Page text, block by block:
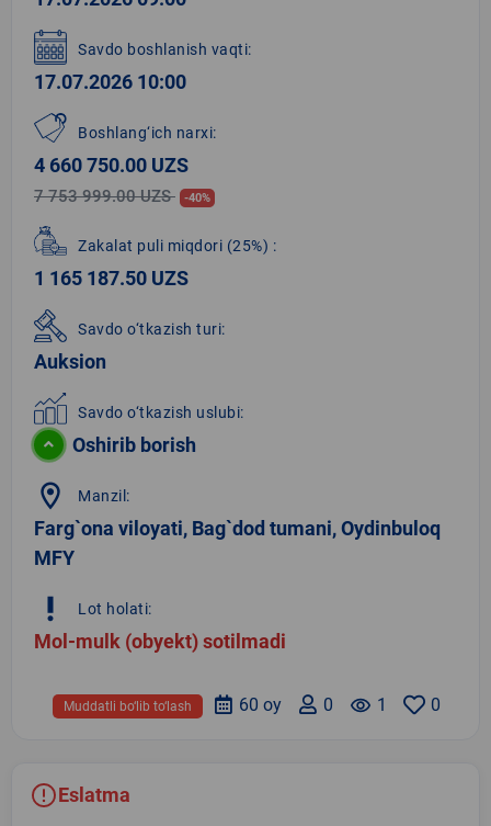
Savdo boshlanish vaqti:
17.07.2026 10:00
Boshlang‘ich narxi:
4 660 750.00 UZS
7 753 999.00 UZS -40%
Zakalat puli miqdori (25%) :
1 165 187.50 UZS
Savdo o‘tkazish turi:
Auksion
Savdo o‘tkazish uslubi:
Oshirib borish
location_on Manzil:
Farg`ona viloyati, Bag`dod tumani, Oydinbuloq
MFY
priority_high Lot holati:
Mol-mulk (obyekt) sotilmadi
0
remove_red_eye 1
0
60 oy
Muddatli bo‘lib to‘lash
Eslatma